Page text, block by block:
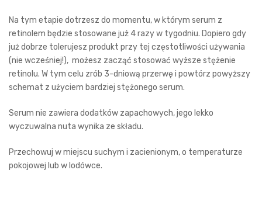
Na tym etapie dotrzesz do momentu, w którym serum z
retinolem będzie stosowane już 4 razy w tygodniu. Dopiero gdy
już dobrze tolerujesz produkt przy tej częstotliwości używania
(nie wcześniej!), możesz zacząć stosować wyższe stężenie
retinolu. W tym celu zrób 3-dniową przerwę i powtórz powyższy
schemat z użyciem bardziej stężonego serum.
Serum nie zawiera dodatków zapachowych, jego lekko
wyczuwalna nuta wynika ze składu.
Przechowuj w miejscu suchym i zacienionym, o temperaturze
pokojowej lub w lodówce.